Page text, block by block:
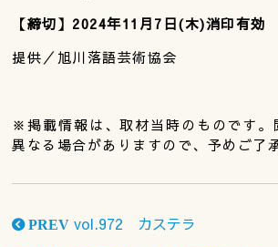
【締切】2024年11月7日(木)消印有効
提供／旭川落語芸術協会
※掲載情報は、取材当時のものです。
異なる場合がありますので、予めご了
PREV vol.972 カステラ